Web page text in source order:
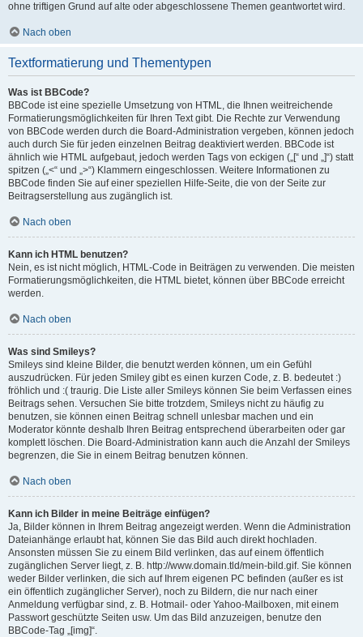
ohne triftigen Grund auf alte oder abgeschlossene Themen geantwortet wird.
Nach oben
Textformatierung und Thementypen
Was ist BBCode?
BBCode ist eine spezielle Umsetzung von HTML, die Ihnen weitreichende
Formatierungsmöglichkeiten für Ihren Text gibt. Die Rechte zur Verwendung
von BBCode werden durch die Board-Administration vergeben, können jedoch
auch durch Sie für jeden einzelnen Beitrag deaktiviert werden. BBCode ist
ähnlich wie HTML aufgebaut, jedoch werden Tags von eckigen („[“ und „]“) statt
spitzen („<“ und „>“) Klammern eingeschlossen. Weitere Informationen zu
BBCode finden Sie auf einer speziellen Hilfe-Seite, die von der Seite zur
Beitragserstellung aus zugänglich ist.
Nach oben
Kann ich HTML benutzen?
Nein, es ist nicht möglich, HTML-Code in Beiträgen zu verwenden. Die meisten
Formatierungsmöglichkeiten, die HTML bietet, können über BBCode erreicht
werden.
Nach oben
Was sind Smileys?
Smileys sind kleine Bilder, die benutzt werden können, um ein Gefühl
auszudrücken. Für jeden Smiley gibt es einen kurzen Code, z. B. bedeutet :)
fröhlich und :( traurig. Die Liste aller Smileys können Sie beim Verfassen eines
Beitrags sehen. Versuchen Sie bitte trotzdem, Smileys nicht zu häufig zu
benutzen, sie können einen Beitrag schnell unlesbar machen und ein
Moderator könnte deshalb Ihren Beitrag entsprechend überarbeiten oder gar
komplett löschen. Die Board-Administration kann auch die Anzahl der Smileys
begrenzen, die Sie in einem Beitrag benutzen können.
Nach oben
Kann ich Bilder in meine Beiträge einfügen?
Ja, Bilder können in Ihrem Beitrag angezeigt werden. Wenn die Administration
Dateianhänge erlaubt hat, können Sie das Bild auch direkt hochladen.
Ansonsten müssen Sie zu einem Bild verlinken, das auf einem öffentlich
zugänglichen Server liegt, z. B. http://www.domain.tld/mein-bild.gif. Sie können
weder Bilder verlinken, die sich auf Ihrem eigenen PC befinden (außer es ist
ein öffentlich zugänglicher Server), noch zu Bildern, die nur nach einer
Anmeldung verfügbar sind, z. B. Hotmail- oder Yahoo-Mailboxen, mit einem
Passwort geschützte Seiten usw. Um das Bild anzuzeigen, benutze den
BBCode-Tag „[img]“.